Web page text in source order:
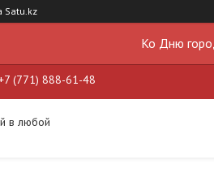
Satu.kz
Ко Дню
(771) 888-61-48
в любой